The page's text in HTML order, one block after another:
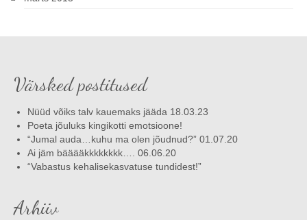
Värsked postitused
Nüüd võiks talv kauemaks jääda 18.03.23
Poeta jõuluks kingikotti emotsioone!
“Jumal auda…kuhu ma olen jõudnud?” 01.07.20
Ai jäm bääääkkkkkkkk…. 06.06.20
“Vabastus kehalisekasvatuse tundidest!”
Arhiiv